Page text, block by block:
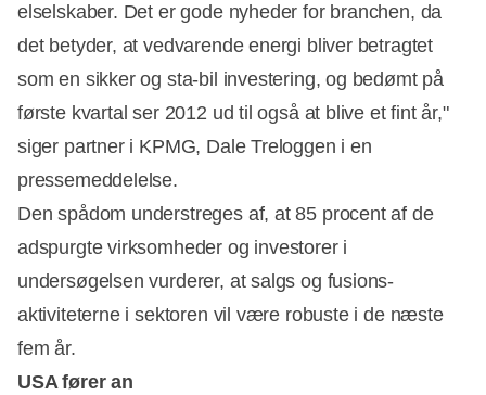
elselskaber. Det er gode nyheder for branchen, da
det betyder, at vedvarende energi bliver betragtet
som en sikker og sta-bil investering, og bedømt på
første kvartal ser 2012 ud til også at blive et fint år,"
siger partner i KPMG, Dale Treloggen i en
pressemeddelelse.
Den spådom understreges af, at 85 procent af de
adspurgte virksomheder og investorer i
undersøgelsen vurderer, at salgs og fusions-
aktiviteterne i sektoren vil være robuste i de næste
fem år.
USA fører an